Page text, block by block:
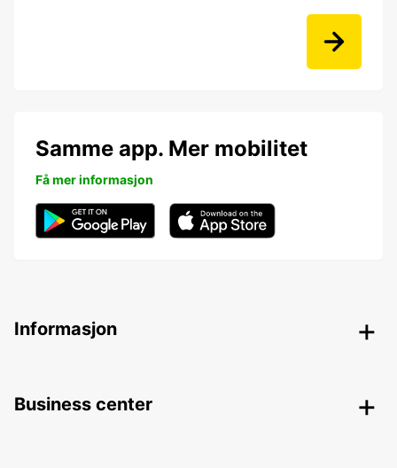
Samme app. Mer mobilitet
Få mer informasjon
Informasjon
Business center